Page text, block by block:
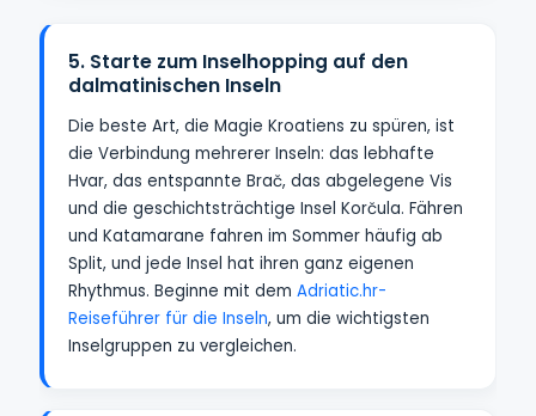
5. Starte zum Inselhopping auf den
dalmatinischen Inseln
Die beste Art, die Magie Kroatiens zu spüren, ist
die Verbindung mehrerer Inseln: das lebhafte
Hvar, das entspannte Brač, das abgelegene Vis
und die geschichtsträchtige Insel Korčula. Fähren
und Katamarane fahren im Sommer häufig ab
Split, und jede Insel hat ihren ganz eigenen
Rhythmus. Beginne mit dem Adriatic.hr-
Reiseführer für die Inseln, um die wichtigsten
Inselgruppen zu vergleichen.